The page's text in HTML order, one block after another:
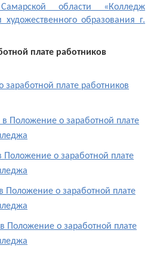
области «Колледж
художественного образования г.
плате работников
заработной плате работников
Положение о заработной плате
Положение о заработной плате
Положение о заработной плате
в Положение о заработной плате